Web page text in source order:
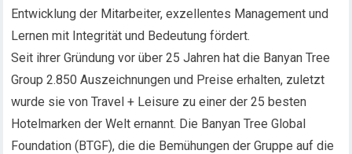
Entwicklung der Mitarbeiter, exzellentes Management und
Lernen mit Integrität und Bedeutung fördert.
Seit ihrer Gründung vor über 25 Jahren hat die Banyan Tree
Group 2.850 Auszeichnungen und Preise erhalten, zuletzt
wurde sie von Travel + Leisure zu einer der 25 besten
Hotelmarken der Welt ernannt. Die Banyan Tree Global
Foundation (BTGF), die die Bemühungen der Gruppe auf die